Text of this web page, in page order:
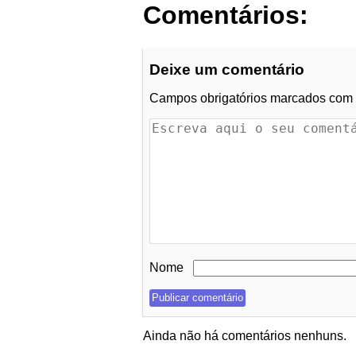
Comentários:
Deixe um comentário
Campos obrigatórios marcados com
Nome
Ainda não há comentários nenhuns.